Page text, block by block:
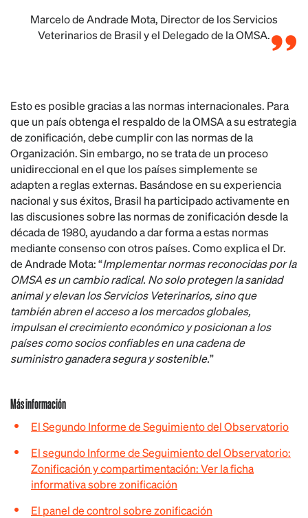
Marcelo de Andrade Mota, Director de los Servicios
Veterinarios de Brasil y el Delegado de la OMSA.
Esto es posible gracias a las normas internacionales. Para
que un país obtenga el respaldo de la OMSA a su estrategia
de zonificación, debe cumplir con las normas de la
Organización. Sin embargo, no se trata de un proceso
unidireccional en el que los países simplemente se
adapten a reglas externas. Basándose en su experiencia
nacional y sus éxitos, Brasil ha participado activamente en
las discusiones sobre las normas de zonificación desde la
década de 1980, ayudando a dar forma a estas normas
mediante consenso con otros países. Como explica el Dr.
de Andrade Mota: “Implementar normas reconocidas por la
OMSA es un cambio radical. No solo protegen la sanidad
animal y elevan los Servicios Veterinarios, sino que
también abren el acceso a los mercados globales,
impulsan el crecimiento económico y posicionan a los
países como socios confiables en una cadena de
suministro ganadera segura y sostenible.”
Más información
El Segundo Informe de Seguimiento del Observatorio
El segundo Informe de Seguimiento del Observatorio:
Zonificación y compartimentación:Ver la ficha
informativa sobre zonificación
El panel de control sobre zonificación